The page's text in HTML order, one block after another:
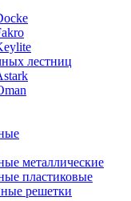
лестниц
металлические
пластиковые
решетки